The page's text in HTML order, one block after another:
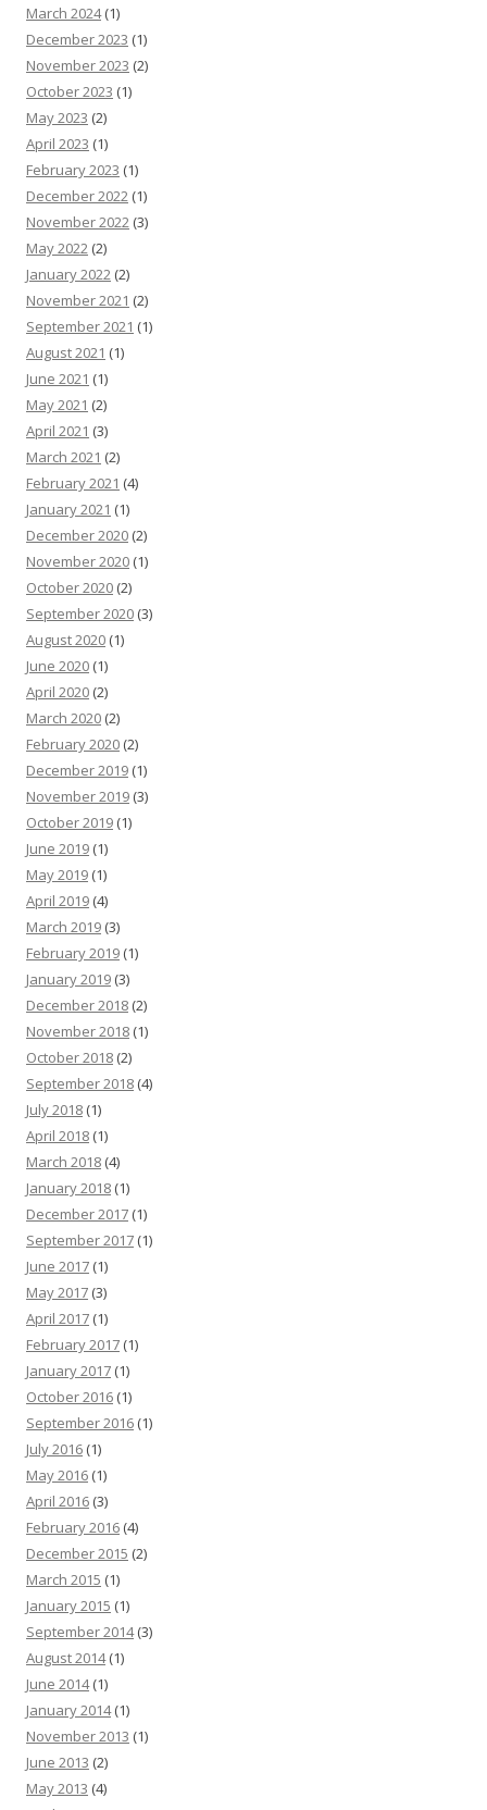
March 2024(1)
December 2023 (1)
November 2023 (2)
October 2023 (1)
May 2023 (2)
April 2023 (1)
February 2023 (1)
December 2022 (1)
November 2022 (3)
May 2022 (2)
January 2022 (2)
November 2021 (2)
September 2021 (1)
August 2021 (1)
June 2021 (1)
May 2021 (2)
April 2021 (3)
March 2021 (2)
February 2021 (4)
January 2021 (1)
December 2020 (2)
November 2020 (1)
October 2020 (2)
September 2020 (3)
August 2020 (1)
June 2020 (1)
April 2020 (2)
March 2020 (2)
February 2020 (2)
December 2019 (1)
November 2019 (3)
October 2019 (1)
June 2019 (1)
May 2019 (1)
April 2019 (4)
March 2019 (3)
February 2019 (1)
January 2019 (3)
December 2018 (2)
November 2018 (1)
October 2018 (2)
September 2018 (4)
July 2018 (1)
April 2018 (1)
March 2018 (4)
January 2018 (1)
December 2017 (1)
September 2017 (1)
June 2017 (1)
May 2017 (3)
April 2017 (1)
February 2017 (1)
January 2017 (1)
October 2016 (1)
September 2016 (1)
July 2016 (1)
May 2016 (1)
April 2016 (3)
February 2016 (4)
December 2015 (2)
March 2015 (1)
January 2015 (1)
September 2014(3)
August 2014(1)
June 2014(1)
January 2014(1)
November 2013 (1)
June 2013 (2)
May 2013 (4)